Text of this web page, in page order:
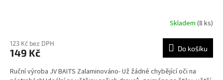
Skladem (8 ks)
123 Kč bez DPH
149 Kč Do košíku
Ruční výroba JV BAITS Zalaminováno- Už žádné chybějící oči na